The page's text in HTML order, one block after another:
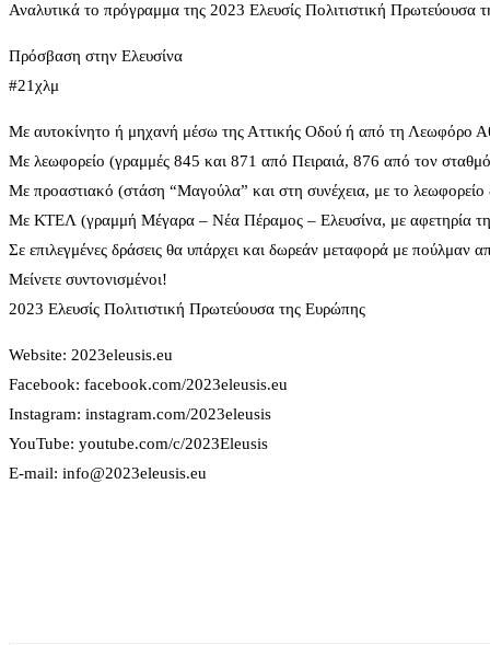
Αναλυτικά το πρόγραμμα της 2023 Ελευσίς Πολιτιστική
Πρόσβαση στην Ελευσίνα
#21χλμ
Με αυτοκίνητο ή μηχανή μέσω της Αττικής Οδού ή από τη Λεωφόρο
Με λεωφορείο (γραμμές 845 και 871 από Πειραιά, 876 από τον
Με προαστιακό (στάση “Μαγούλα” και στη συνέχεια, με το
Με ΚΤΕΛ (γραμμή Μέγαρα – Νέα Πέραμος – Ελευσίνα, με αφετηρία
Σε επιλεγμένες δράσεις θα υπάρχει και δωρεάν μεταφορά με πούλμαν
Μείνετε συντονισμένοι!
2023 Ελευσίς Πολιτιστική Πρωτεύουσα της Ευρώπης
Website: 2023eleusis.eu
Facebook: facebook.com/2023eleusis.eu
Instagram: instagram.com/2023eleusis
YouTube: youtube.com/c/2023Eleusis
E-mail: info@2023eleusis.eu